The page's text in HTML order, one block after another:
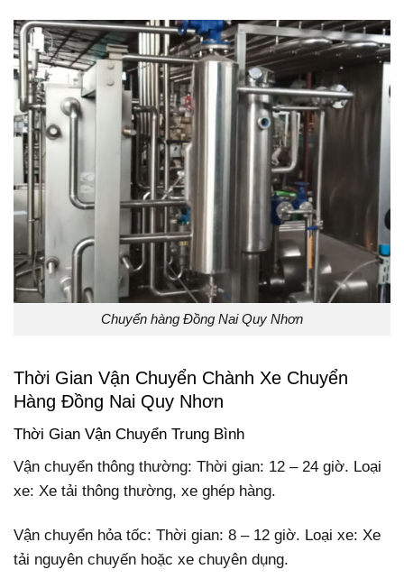
Chuyển hàng Đồng Nai Quy Nhơn
Thời Gian Vận Chuyển Chành Xe Chuyển
Hàng Đồng Nai Quy Nhơn
Thời Gian Vận Chuyển Trung Bình
Vận chuyển thông thường: Thời gian: 12 – 24 giờ. Loại
xe: Xe tải thông thường, xe ghép hàng.
Vận chuyển hỏa tốc: Thời gian: 8 – 12 giờ. Loại xe: Xe
tải nguyên chuyến hoặc xe chuyên dụng.